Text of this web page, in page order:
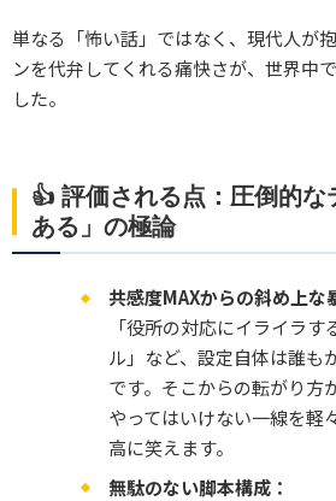
単なる「怖い話」ではなく、現代人が
ンを代弁してくれる痛快さが、世界中
した。
👍 評価される点：圧倒的な
ある」の極論
共感度MAXからの斜め上な
「役所の対応にイライラ
ル」など、設定自体は誰も
です。そこからの転がり方
やってはいけない一線を軽
高に笑えます。
無駄のない脚本構成：